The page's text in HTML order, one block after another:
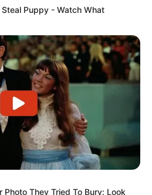
Puppy - Watch What
They Tried To Bury: Look